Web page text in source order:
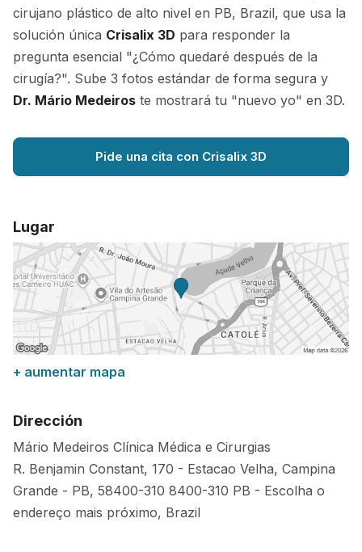
cirujano plástico de alto nivel en PB, Brazil, que usa la
solución única Crisalix 3D para responder la
pregunta esencial "¿Cómo quedaré después de la
cirugía?". Sube 3 fotos estándar de forma segura y
Dr. Mário Medeiros te mostrará tu "nuevo yo" en 3D.
Pide una cita con Crisalix 3D
Lugar
+ aumentar mapa
Dirección
Mário Medeiros Clínica Médica e Cirurgias
R. Benjamin Constant, 170 - Estacao Velha, Campina
Grande - PB, 58400-310 8400-310 PB - Escolha o
endereço mais próximo, Brazil